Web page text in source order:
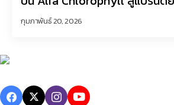
กุมภาพันธ์ 20, 2026